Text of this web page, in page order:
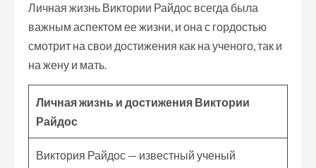
Личная жизнь Виктории Райдос всегда была
важным аспектом ее жизни, и она с гордостью
смотрит на свои достижения как на ученого, так и
на жену и мать.
Личная жизнь и достижения Виктории
Райдос
Виктория Райдос — известный ученый